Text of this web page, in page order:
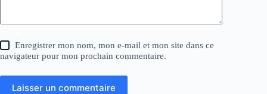
Enregistrer mon nom, mon e-mail et mon site dans ce
navigateur pour mon prochain commentaire.
Laisser un commentaire